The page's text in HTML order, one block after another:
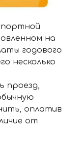
на
годового
несколько
проезд,
оплатив
от